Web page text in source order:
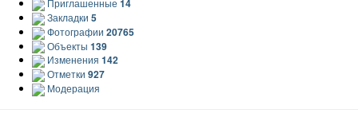
Приглашенные 14
Закладки 5
Фотографии 20765
Объекты 139
Изменения 142
Отметки 927
Модерация